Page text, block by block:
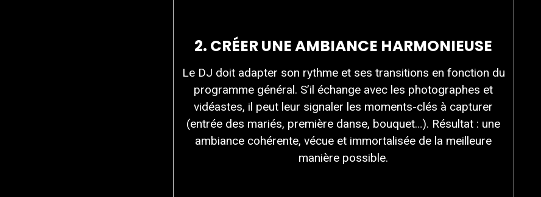
2. CRÉER UNE AMBIANCE HARMONIEUSE
Le DJ doit adapter son rythme et ses transitions en fonction du
programme général. S’il échange avec les photographes et
vidéastes, il peut leur signaler les moments-clés à capturer
(entrée des mariés, première danse, bouquet…). Résultat : une
ambiance cohérente, vécue et immortalisée de la meilleure
manière possible.